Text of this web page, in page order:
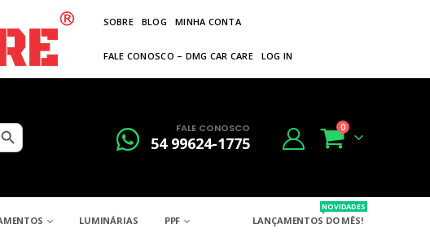
SOBRE BLOG MINHA CONTA
FALE CONOSCO – DMG CAR CARE LOG IN
Button FALE CONOSCO
54 99624-1775
0
LUMINÁRIAS PPF LANÇAMENTOS DO MÊS!
NOVIDADES